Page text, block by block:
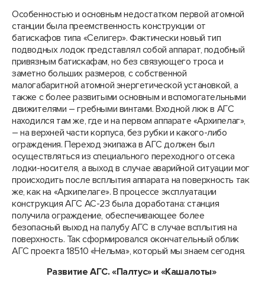
Особенностью и основным недостатком первой атомной
станции была преемственность конструкции от
батискафов типа «Селигер». Фактически новый тип
подводных лодок представлял собой аппарат, подобный
привязным батискафам, но без связующего троса и
заметно больших размеров, с собственной
малогабаритной атомной энергетической установкой, а
также с более развитыми основным и вспомогательными
движителями – гребными винтами. Входной люк в АГС
находился там же, где и на первом аппарате «Архипелаг»,
– на верхней части корпуса, без рубки и какого-либо
ограждения. Переход экипажа в АГС должен был
осуществляться из специального переходного отсека
лодки-носителя, а выход в случае аварийной ситуации мог
происходить после всплытия аппарата на поверхность так
же, как на «Архипелаге». В процессе эксплуатации
конструкция АГС АС-23 была доработана: станция
получила ограждение, обеспечивающее более
безопасный выход на палубу АГС в случае всплытия на
поверхность. Так сформировался окончательный облик
АГС проекта 18510 «Нельма», который мы знаем сегодня.
Развитие АГС. «Палтус» и «Кашалоты»